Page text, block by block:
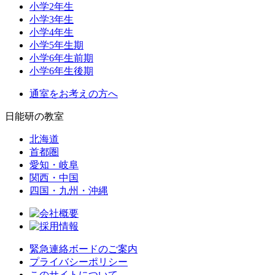
小学2年生
小学3年生
小学4年生
小学5年生期
小学6年生前期
小学6年生後期
通室をお考えの方へ
日能研の教室
北海道
首都圏
愛知・岐阜
関西・中国
四国・九州・沖縄
緊急連絡ボードのご案内
プライバシーポリシー